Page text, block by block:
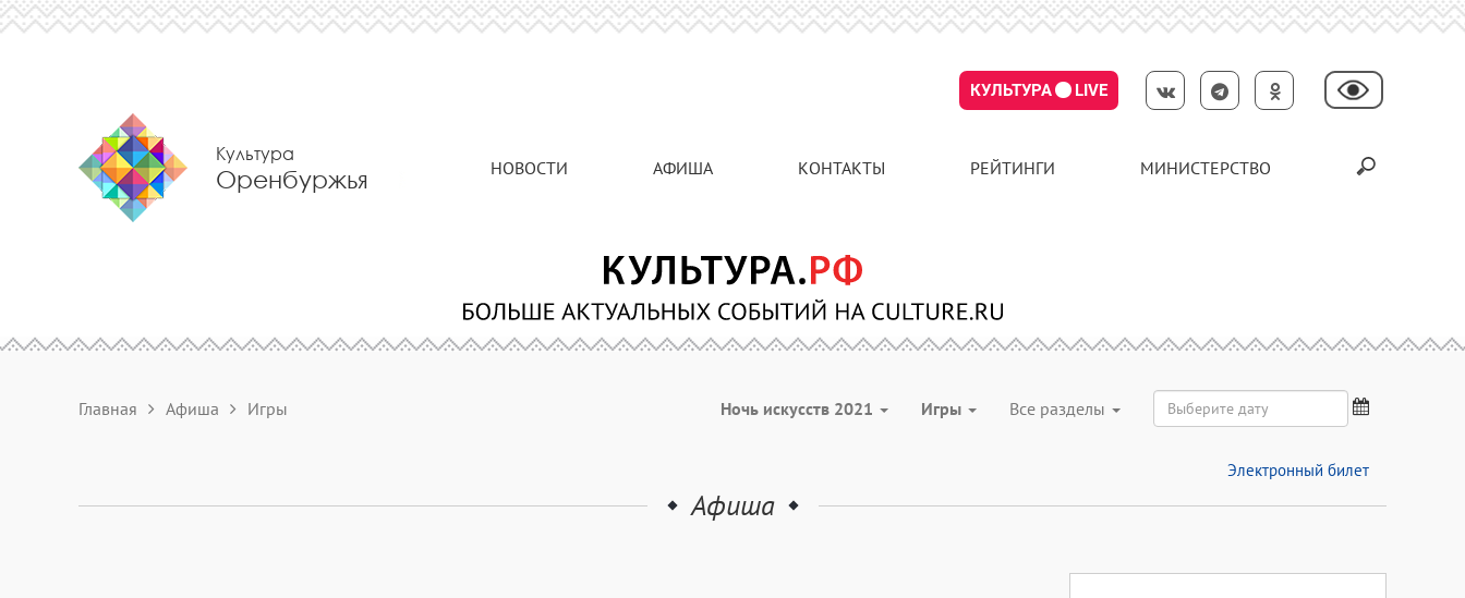
КУЛЬТУРА LIVE
Культура
Оренбуржья НОВОСТИ АФИША КОНТАКТЫ РЕЙТИНГИ МИНИСТЕРСТВО
Главная Афиша Игры Ночь искусств 2021 Игры Все разделы
Электронный билет
Афиша